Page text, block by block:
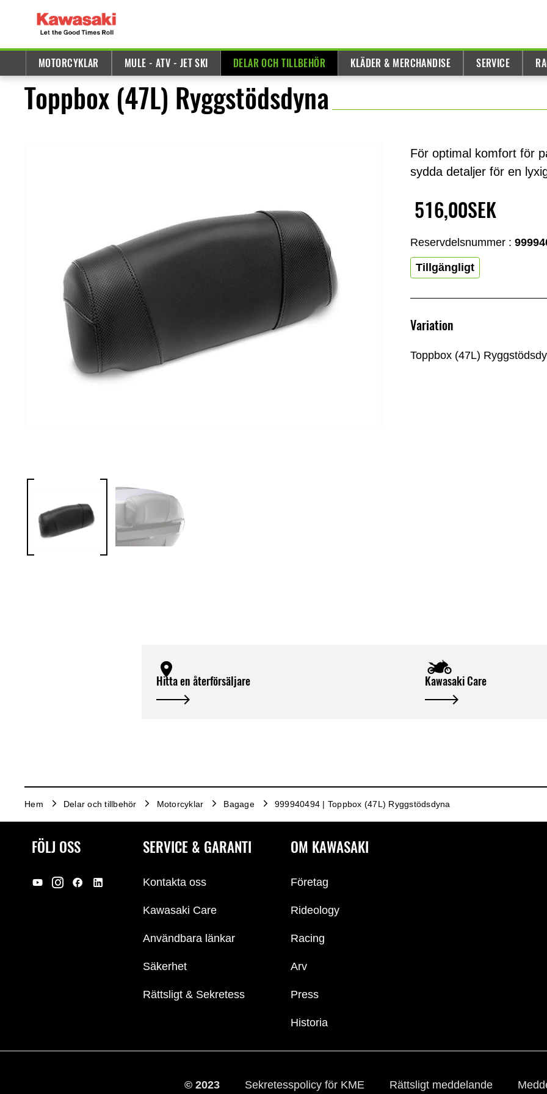
MOTORCYKLAR MULE - ATV - JET SKI DELAR OCH TILLBEHÖR KLÄDER & MERCHANDISE SERVICE
Toppbox (47L) Ryggstödsdyna
För optimal komfort för
sydda detaljer för en
516,00SEK
Reservdelsnummer :
Tillgängligt
Variation
Toppbox (47L)
Hitta en återförsäljare Kawasaki Care
Hem Delar och tillbehör Motorcyklar Bagage 999940494 | Toppbox (47L) Ryggstödsdyna
FÖLJ OSS SERVICE & GARANTI
Kontakta oss
Kawasaki Care
Användbara länkar
Säkerhet
Rättsligt & Sekretess
OM KAWASAKI
Företag
Rideology
Racing
Arv
Press
Historia
© 2023 Sekretesspolicy för KME Rättsligt meddelande